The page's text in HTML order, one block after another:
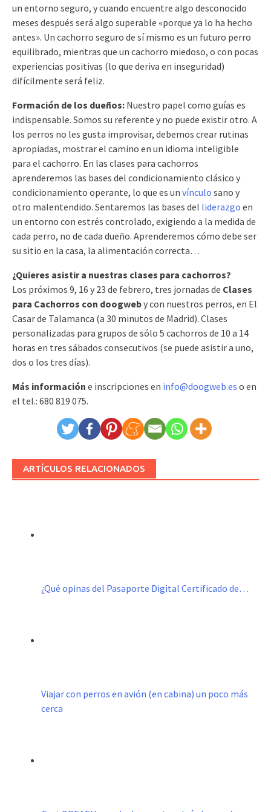
un entorno seguro, y cuando encuentre algo desconocido
meses después será algo superable «porque ya lo ha hecho
antes». Un cachorro seguro de sí mismo es un futuro perro
equilibrado, mientras que un cachorro miedoso, o con pocas
experiencias positivas (lo que deriva en inseguridad)
difícilmente será feliz.
Formación de los dueños: Nuestro papel como guías es
indispensable. Somos su referente y no puede existir otro. A
los perros no les gusta improvisar, debemos crear rutinas
apropiadas, mostrar el camino en un idioma inteligible
para el cachorro. En las clases para cachorros
aprenderemos las bases del condicionamiento clásico y
condicionamiento operante, lo que es un vínculo sano y
otro malentendido. Sentaremos las bases del liderazgo en
un entorno con estrés controlado, exigiendo a la medida de
cada perro, no de cada dueño. Aprenderemos cómo debe ser
su sitio en la casa, la alimentación correcta…
¿Quieres asistir a nuestras clases para cachorros?
Los próximos 9, 16 y 23 de febrero, tres jornadas de Clases
para Cachorros con doogweby con nuestros perros, en El
Casar de Talamanca (a 30 minutos de Madrid). Clases
personalizadas para grupos de sólo 5 cachorros de 10 a 14
horas en tres sábados consecutivos (se puede asistir a uno,
dos o los tres días).
Más información e inscripciones en info@doogweb.es o en
el tel.: 680 819 075.
ARTÍCULOS RELACIONADOS
¿Qué opinas del Pasaporte Digital Certificado de…
Viajar con perros en avión (en cabina) un poco más
cerca